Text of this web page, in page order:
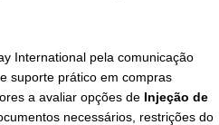
International pela comunicação
suporte prático em compras
a avaliar opções de Injeção de
necessários, restrições do